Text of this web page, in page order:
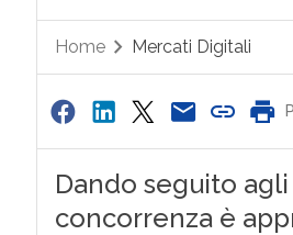
Home Mercati Digitali
Dando seguito
concorrenza è